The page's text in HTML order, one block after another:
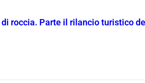
roccia. Parte il rilancio turistico del